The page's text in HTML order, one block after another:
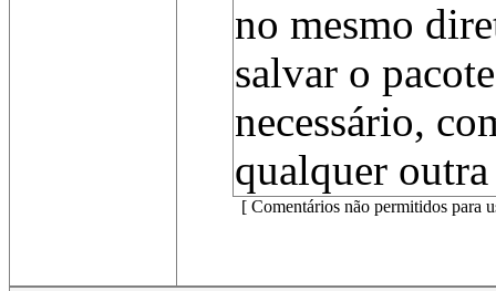
no mesmo
salvar o
necessário,
qualquer
[ Comentários não permitidos para